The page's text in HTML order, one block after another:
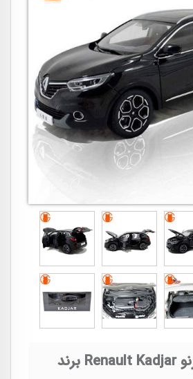
ماکت ماشین رنو Renault Kadjar برند